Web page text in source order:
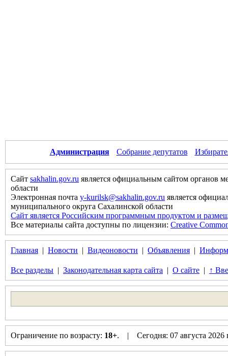
Администрация Собрание депутатов
Сайт sakhalin.gov.ru является официальным сайтом органов
области
Электронная почта y-kurilsk@sakhalin.gov.ru является
муниципального округа Сахалинской области
Сайт является Российским программным продуктом и
Все материалы сайта доступны по лицензии: Creative
Главная | Новости | Видеоновости | Объявления |
Все разделы | Законодательная карта сайта | О сайте | ↑
Ограничение по возрасту: 18+. | Сегодня: 07 августа